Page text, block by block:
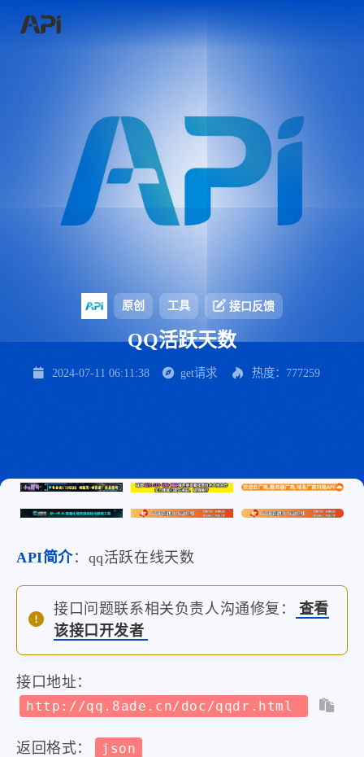
原创 工具 接口反馈
QQ活跃天数
2024-07-11 06:11:38 get请求 热度：777259
API简介：qq活跃在线天数
接口问题联系相关负责人沟通修复：
查看
该接口开发者
接口地址：
http://qq.8ade.cn/doc/qqdr.html
返回格式： json